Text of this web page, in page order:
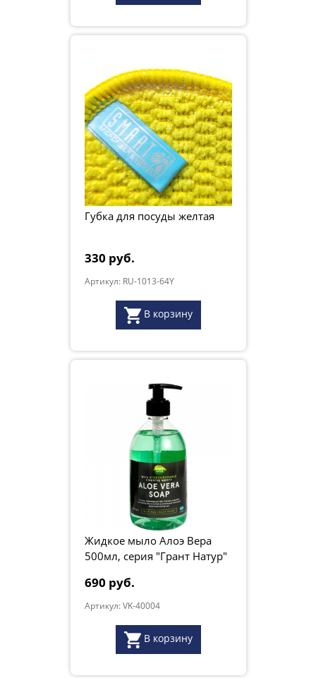
Губка для посуды желтая
330 руб.
Артикул: RU-1013-64Y
В корзину
Жидкое мыло Алоэ Вера
500мл, серия "Грант Натур"
690 руб.
Артикул: VK-40004
В корзину